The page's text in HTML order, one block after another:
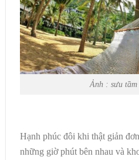
Ảnh : sưu
Hạnh phúc đôi khi thật giản
những giờ phút bên nhau và